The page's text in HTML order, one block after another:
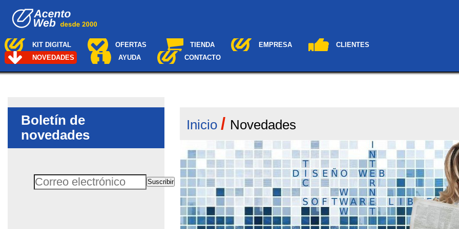
KIT DIGITAL OFERTAS TIENDA EMPRESA
CLIENTES
NOVEDADES
AYUDA CONTACTO
Inicio / Novedades
Boletín de
novedades
Correo electrónicoSuscribir